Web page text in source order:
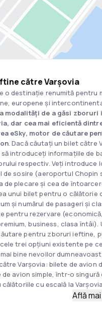
către Varșovia
o destinație renumită pentru
europene și
modalități de a găsi zboruri
dar cea mai eficientă
eSky, motor de căutare
. Dacă căutați un bilet către
introduceți informațiile de
respectiv. Veți introduce
de sosire (aeroportul Chopin
de plecare și cea de
unui bilet pentru o călătorie
și numărul de pasageri și
pentru rezervare (economică,
business, clasa întâi).
pentru zboruri ieftine,
trei opțiuni existente pe
bine nevoilor
Varșovia: bilete de avion
avion simple, într-o singură
cu escală la
Află